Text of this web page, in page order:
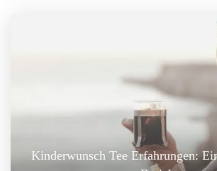
Kinderwunsch Tee Erfahrungen: